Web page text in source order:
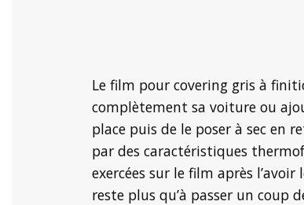
Le film pour covering gris à
complètement sa voiture ou
place puis de le poser à sec
par des caractéristiques
exercées sur le film après
reste plus qu’à passer un coup